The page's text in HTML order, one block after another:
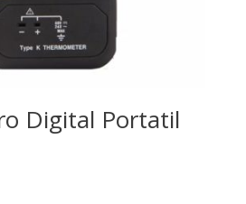
Digital Portatil